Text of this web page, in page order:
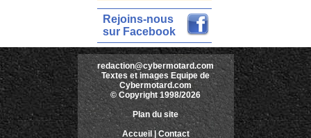
Rejoins-nous
sur Facebook
redaction@cybermotard.com
Textes et images Equipe de
Cybermotard.com
© Copyright 1998/2026
Plan du site
Accueil |Contact